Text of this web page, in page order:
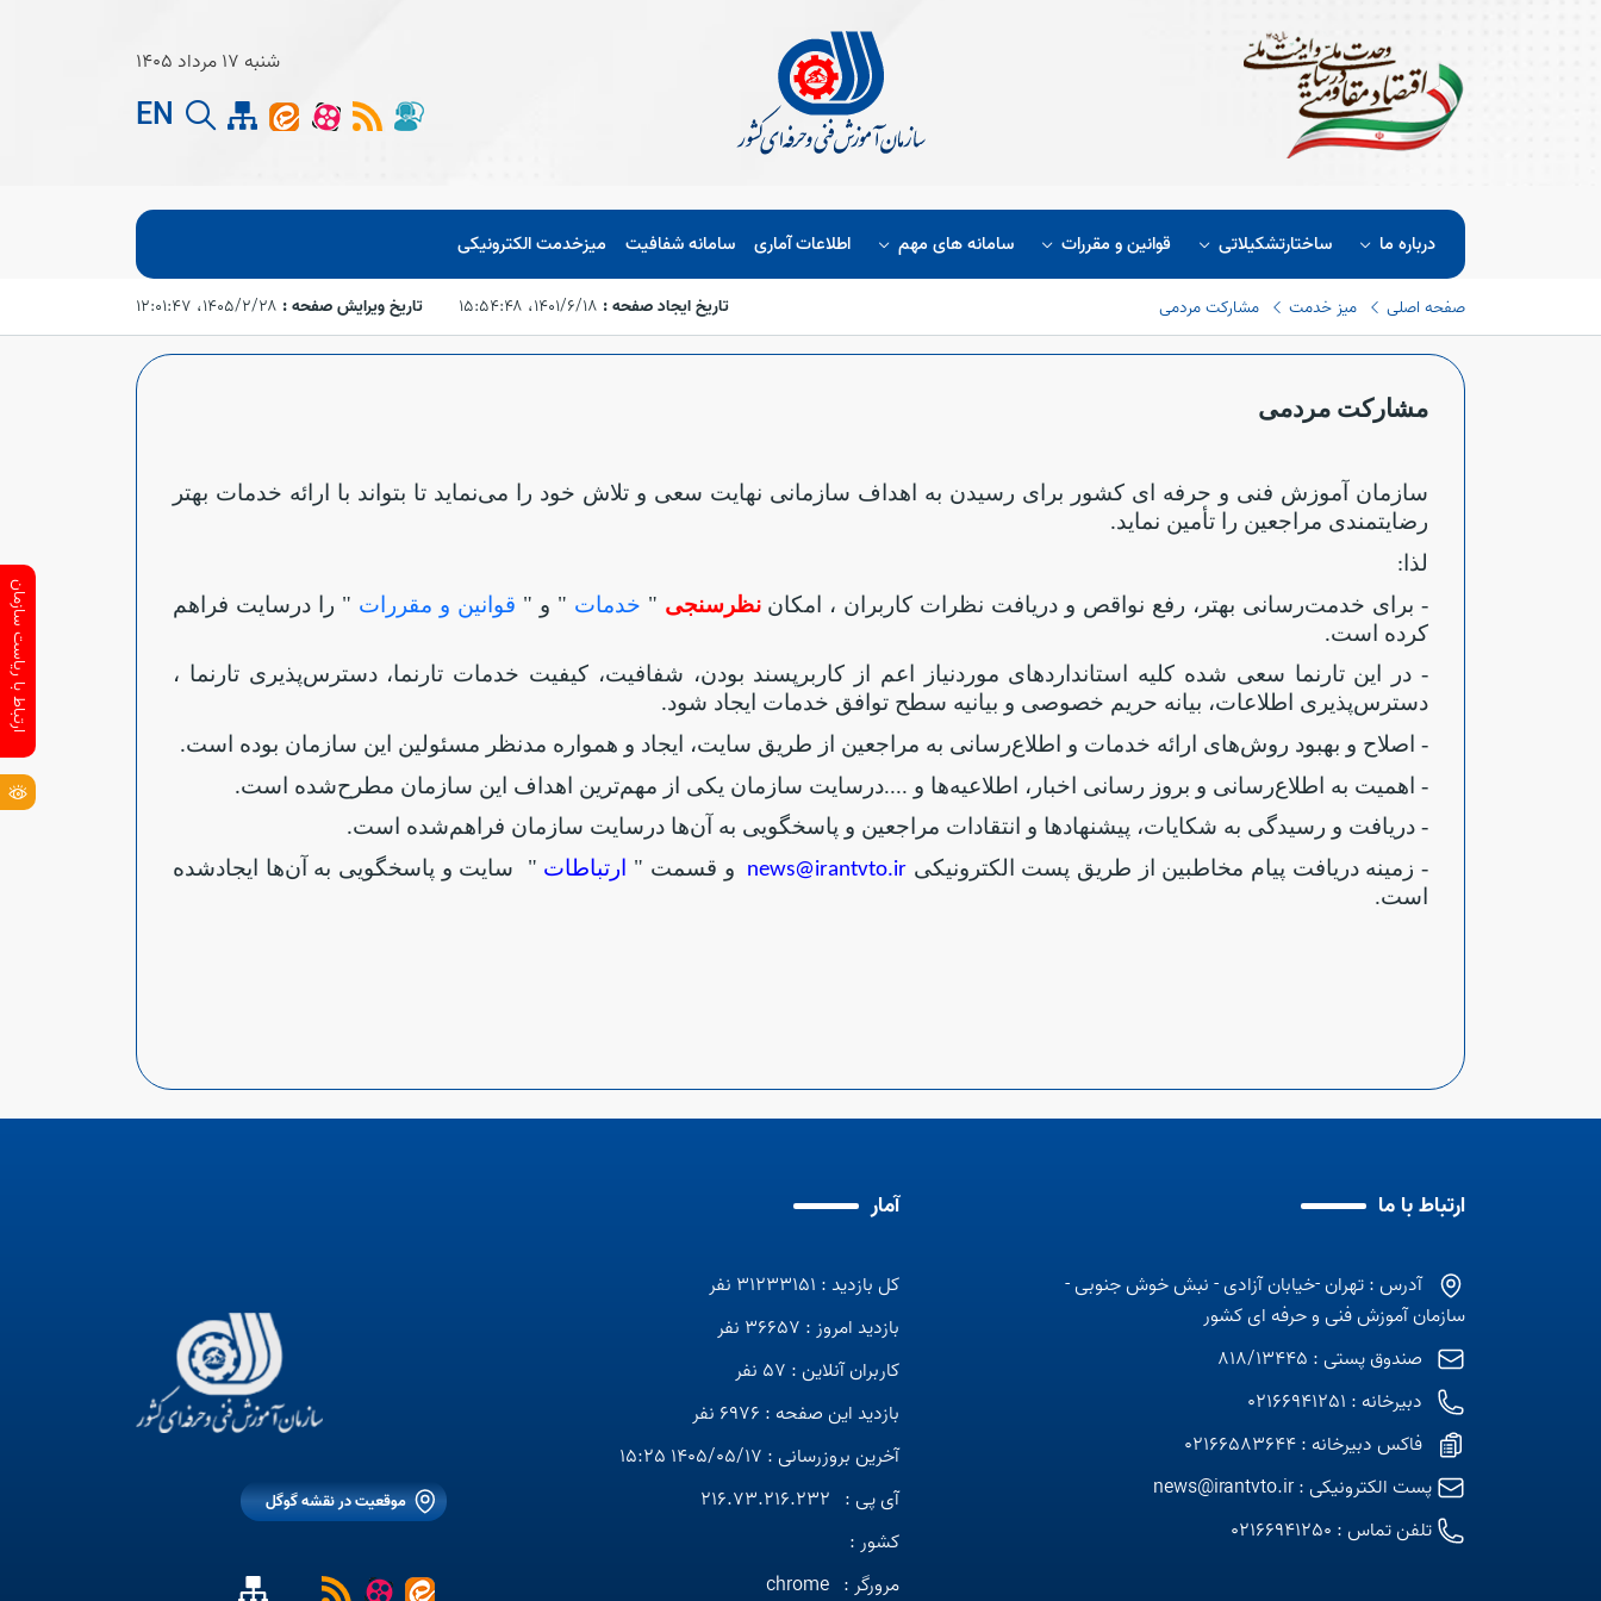
شنبه 17 مرداد 1405
EN
درباره ما ساختارتشکیلاتی قوانین و مقررات سامانه های مهم اطلاعات آماری سامانه شفافیت میزخدمت الکترونیکی
صفحه اصلی میز خدمت مشارکت مردمی تاریخ ایجاد صفحه : ۱۴۰۱/۶/۱۸،‏ ۱۵:۵۴:۴۸ تاریخ ویرایش صفحه : ۱۴۰۵/۲/۲۸،‏ ۱۲:۰۱:۴۷
مشارکت مردمی
سازمان آموزش فنی و حرفه ای کشور برای رسیدن به اهداف سازمانی نهایت سعی و تلاش خود را می‌نماید تا بتواند با ارائه خدمات بهتر
رضایتمندی مراجعین را تأمین نماید.
لذا :
- برای خدمت‌رسانی بهتر، رفع نواقص و دریافت نظرات کاربران ، امکاننظرسنجی " خدمات " و " قوانین و مقررات " را درسایت فراهم
کرده است.
- در این تارنما سعی شده کلیه استانداردهای موردنیاز اعم از کاربرپسند بودن، شفافیت، کیفیت خدمات تارنما، دسترس‌پذیری تارنما ،
دسترس‌پذیری اطلاعات، بیانه حریم خصوصی و بیانیه سطح توافق خدمات ایجاد شود.
- اصلاح و بهبود روش‌های ارائه خدمات و اطلاع‌رسانی به مراجعین از طریق سایت، ایجاد و همواره مدنظر مسئولین این سازمان بوده است.
- اهمیت به اطلاع‌رسانی و بروز رسانی اخبار، اطلاعیه‌ها و ....درسایت سازمان یکی از مهم‌ترین اهداف این سازمان مطرح‌شده است.
- دریافت و رسیدگی به شکایات، پیشنهاد‌ها و انتقادات مراجعین و پاسخگویی به آن‌ها درسایت سازمان فراهم‌شده است.
- زمینه دریافت پیام مخاطبین از طریق پست الکترونیکیnews@irantvto.ir و قسمت " ارتباطات " سایت و پاسخگویی به آن‌ها ایجادشده
است.
ارتباط با ما
آدرس : تهران -خیابان آزادی - نبش خوش جنوبی -
سازمان آموزش فنی و حرفه ای کشور
صندوق پستی : 818/13445
دبیرخانه : 02166941251
فاکس دبیرخانه : 02166583644
پست الکترونیکی :news@irantvto.ir
تلفن تماس : 02166941250
آمار
کل بازدید : 31233151 نفر
بازدید امروز : 36657 نفر
کاربران آنلاین : 57 نفر
بازدید این صفحه : 6976 نفر
آخرین بروزرسانی : 1405/05/17 15:25
آی پی : 216.73.216.232
کشور :
مرورگر : chrome
موقعیت در نقشه گوگل
ارتباط با ریاست سازمان